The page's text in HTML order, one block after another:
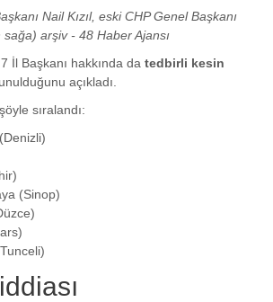
Nail Kızıl, eski CHP Genel Başkanı
arşiv - 48 Haber Ajansı
İl Başkanı hakkında da tedbirli kesin
açıkladı.
sıralandı:
(Sinop)